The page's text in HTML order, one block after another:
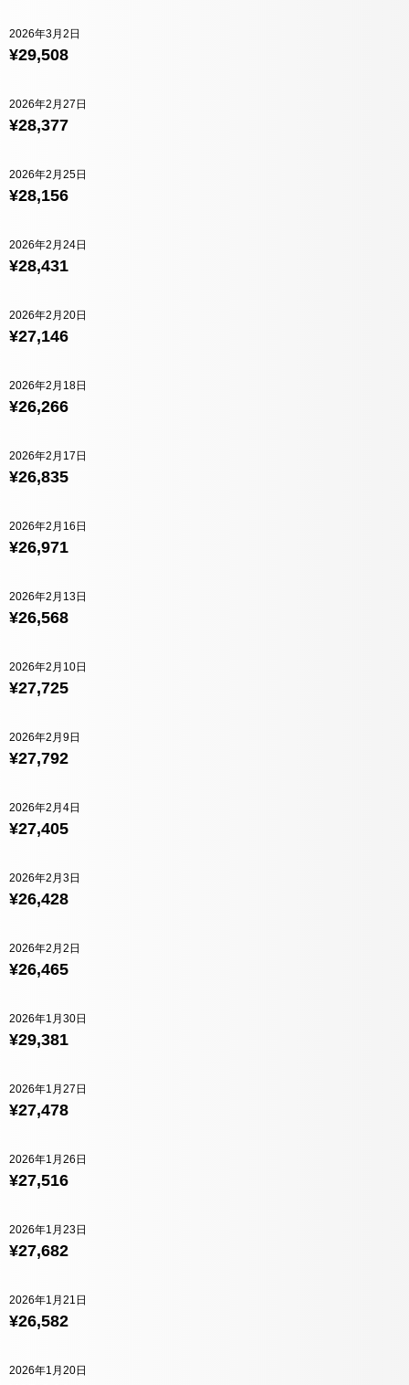
¥29,508
2026年3月2日
¥28,377
2026年2月27日
¥28,156
2026年2月25日
¥28,431
2026年2月24日
¥27,146
2026年2月20日
¥26,266
2026年2月18日
¥26,835
2026年2月17日
¥26,971
2026年2月16日
¥26,568
2026年2月13日
¥27,725
2026年2月10日
¥27,792
2026年2月9日
¥27,405
2026年2月4日
¥26,428
2026年2月3日
¥26,465
2026年2月2日
¥29,381
2026年1月30日
¥27,478
2026年1月27日
¥27,516
2026年1月26日
¥27,682
2026年1月23日
¥26,582
2026年1月21日
2026年1月20日